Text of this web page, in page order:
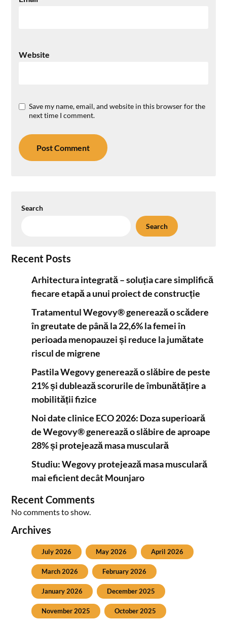
Website
Save my name, email, and website in this browser for the
next time I comment.
Search
Search
Recent Posts
Arhitectura integrată – soluția care simplifică
fiecare etapă a unui proiect de construcție
Tratamentul Wegovy® generează o scădere
în greutate de până la 22,6% la femei în
perioada menopauzei și reduce la jumătate
riscul de migrene
Pastila Wegovy generează o slăbire de peste
21% și dublează scorurile de îmbunătățire a
mobilității fizice
Noi date clinice ECO 2026: Doza superioară
de Wegovy® generează o slăbire de aproape
28% și protejează masa musculară
Studiu: Wegovy protejează masa musculară
mai eficient decât Mounjaro
Recent Comments
No comments to show.
Archives
July 2026 May 2026 April 2026
March 2026 February 2026
January 2026 December 2025
November 2025 October 2025